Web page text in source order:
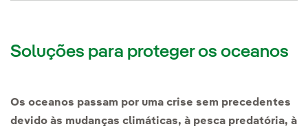
Soluções para proteger os oceanos
Os oceanos passam por uma crise sem precedentes
devido às mudanças climáticas, à pesca predatória, à